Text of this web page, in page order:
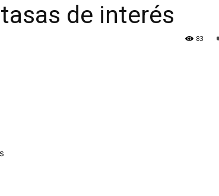
de interés
83